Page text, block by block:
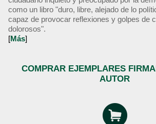
como un libro "duro, libre, alejado de lo
capaz de provocar reflexiones y golpes de
dolorosos".
[Más]
COMPRAR EJEMPLARES
AUTOR